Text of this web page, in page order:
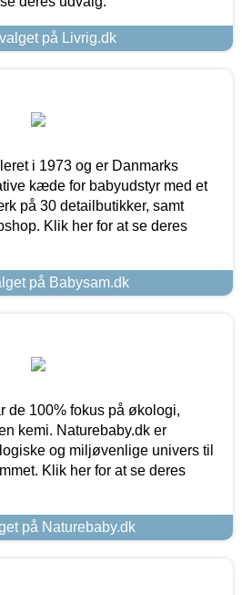
på Livrig.dk
i 1973 og er Danmarks
kæde for babyudstyr med et
på 30 detailbutikker, samt
Klik her for at se deres
på Babysam.dk
de 100% fokus på økologi,
kemi. Naturebaby.dk er
og miljøvenlige univers til
Klik her for at se deres
på Naturebaby.dk